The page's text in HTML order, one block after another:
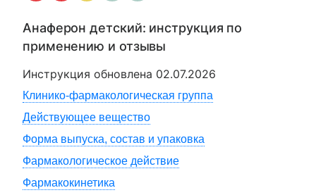
Анаферон детский: инструкция по
применению и отзывы
Инструкция обновлена 02.07.2026
Клинико-фармакологическая группа
Действующее вещество
Форма выпуска, состав и упаковка
Фармакологическое действие
Фармакокинетика